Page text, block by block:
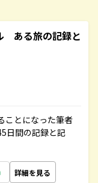
ある旅の記録と
ことになった筆者
日間の記録と記
詳細を見る